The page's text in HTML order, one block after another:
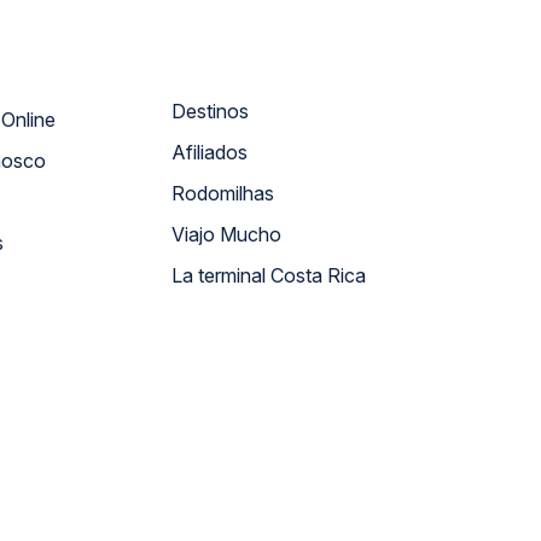
Atendimento Online
Destinos
Afiliados
Rodomilhas
Viajo Mucho
La terminal Costa Rica